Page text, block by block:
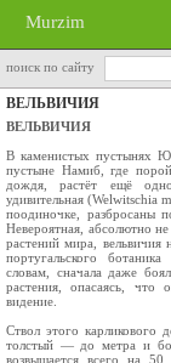
Murzim
поиск по сайту
ВЕЛЬВИЧИЯ
ВЕЛЬВИЧИЯ
В каменистых пустынях
пустыне Намиб, где
дождя, растёт ещё
удивитель­ная (Welwitschia
поодиночке, разбросаны
Невероятная, абсолютно
растений мира, вельвичия
португальского
словам, сначала даже
растения, опасаясь, что
видение.
Ствол этого карликового
толстый — до метра и
возвышается всего на